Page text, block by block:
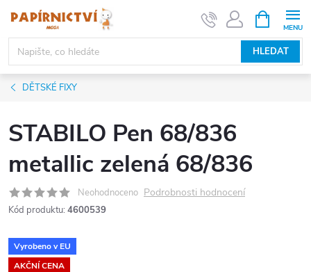
obsah
HLEDAT
NÁKUPNÍ
KOŠÍK
DĚTSKÉ FIXY
STABILO Pen 68/836
metallic zelená 68/836
Neohodnoceno Podrobnosti hodnocení
Kód produktu: 4600539
Vyrobeno v EU
AKČNÍ CENA